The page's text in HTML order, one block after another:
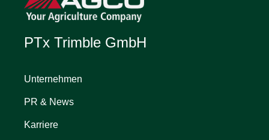
PTx Trimble GmbH
Unternehmen
PR & News
Karriere